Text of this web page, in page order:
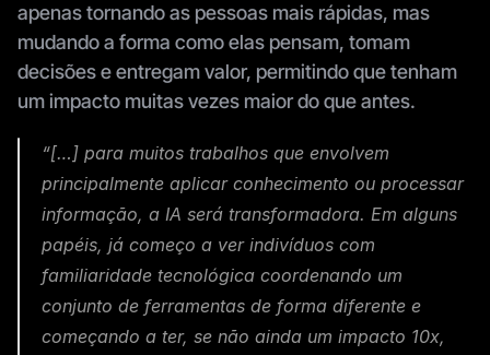
apenas tornando as pessoas mais rápidas, mas
mudando a forma como elas pensam, tomam
decisões e entregam valor, permitindo que tenham
um impacto muitas vezes maior do que antes.
“[…] para muitos trabalhos que envolvem
principalmente aplicar conhecimento ou processar
informação, a IA será transformadora. Em alguns
papéis, já começo a ver indivíduos com
familiaridade tecnológica coordenando um
conjunto de ferramentas de forma diferente e
começando a ter, se não ainda um impacto 10x,